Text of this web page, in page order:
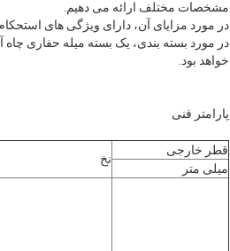
مشخصات مختلف ارائه می دهیم.
در مورد مزایای آن، دارای ویژگی های
خواهد بود.
پارامتر فنی
قطر خارجی
نخ
میلی متر